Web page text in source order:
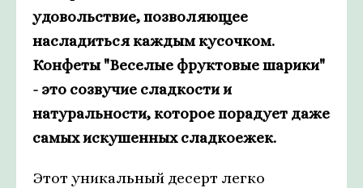
удовольствие, позволяющее
насладиться каждым кусочком.
Конфеты "Веселые фруктовые шарики"
- это созвучие сладкости и
натуральности, которое порадует даже
самых искушенных сладкоежек.
Этот уникальный десерт легко